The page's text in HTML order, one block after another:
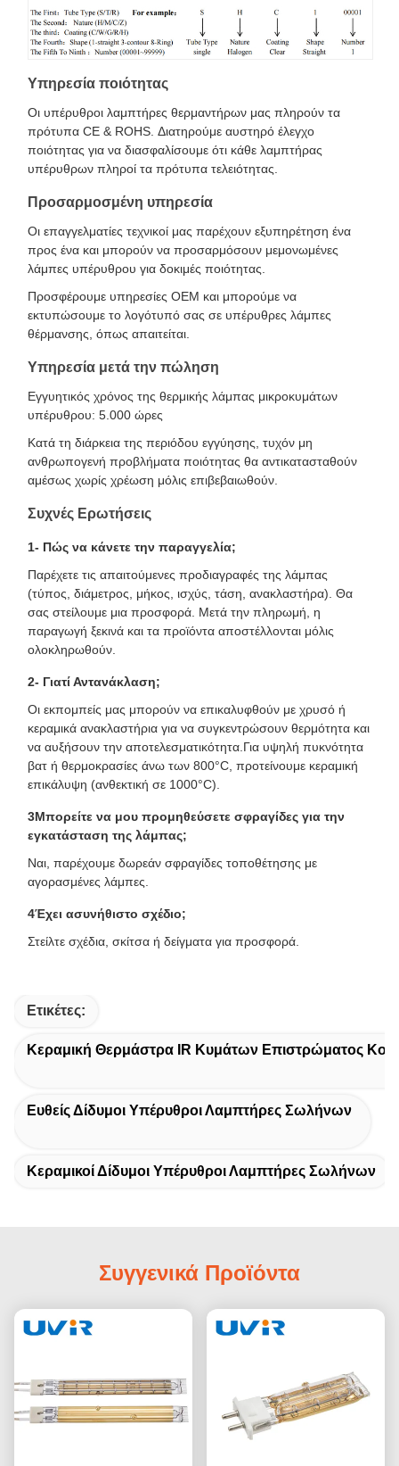
Υπηρεσία ποιότητας
Οι υπέρυθροι λαμπτήρες θερμαντήρων μας πληρούν τα
πρότυπα CE & ROHS. Διατηρούμε αυστηρό έλεγχο
ποιότητας για να διασφαλίσουμε ότι κάθε λαμπτήρας
υπέρυθρων πληροί τα πρότυπα τελειότητας.
Προσαρμοσμένη υπηρεσία
Οι επαγγελματίες τεχνικοί μας παρέχουν εξυπηρέτηση ένα
προς ένα και μπορούν να προσαρμόσουν μεμονωμένες
λάμπες υπέρυθρου για δοκιμές ποιότητας.
Προσφέρουμε υπηρεσίες OEM και μπορούμε να
εκτυπώσουμε το λογότυπό σας σε υπέρυθρες λάμπες
θέρμανσης, όπως απαιτείται.
Υπηρεσία μετά την πώληση
Εγγυητικός χρόνος της θερμικής λάμπας μικροκυμάτων
υπέρυθρου: 5.000 ώρες
Κατά τη διάρκεια της περιόδου εγγύησης, τυχόν μη
ανθρωπογενή προβλήματα ποιότητας θα αντικατασταθούν
αμέσως χωρίς χρέωση μόλις επιβεβαιωθούν.
Συχνές Ερωτήσεις
1- Πώς να κάνετε την παραγγελία;
Παρέχετε τις απαιτούμενες προδιαγραφές της λάμπας
(τύπος, διάμετρος, μήκος, ισχύς, τάση, ανακλαστήρα). Θα
σας στείλουμε μια προσφορά. Μετά την πληρωμή, η
παραγωγή ξεκινά και τα προϊόντα αποστέλλονται μόλις
ολοκληρωθούν.
2- Γιατί Αντανάκλαση;
Οι εκπομπείς μας μπορούν να επικαλυφθούν με χρυσό ή
κεραμικά ανακλαστήρια για να συγκεντρώσουν θερμότητα και
να αυξήσουν την αποτελεσματικότητα.Για υψηλή πυκνότητα
βατ ή θερμοκρασίες άνω των 800°C, προτείνουμε κεραμική
επικάλυψη (ανθεκτική σε 1000°C).
3Μπορείτε να μου προμηθεύσετε σφραγίδες για την
εγκατάσταση της λάμπας;
Ναι, παρέχουμε δωρεάν σφραγίδες τοποθέτησης με
αγορασμένες λάμπες.
4Έχει ασυνήθιστο σχέδιο;
Στείλτε σχέδια, σκίτσα ή δείγματα για προσφορά.
Ετικέτες:
Κεραμική Θερμάστρα IR Κυμάτων Επιστρώματος
Ευθείς Δίδυμοι Υπέρυθροι Λαμπτήρες Σωλήνων
Κεραμικοί Δίδυμοι Υπέρυθροι Λαμπτήρες Σωλήνων
Συγγενικά Προϊόντα